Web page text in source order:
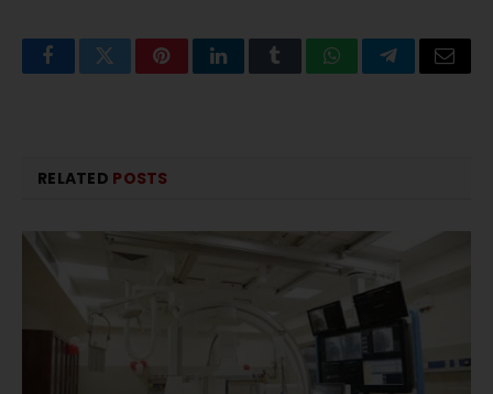
FacebookTwitterPinterestLinkedInTumblrWhatsAppTelegramEmail
RELATED POSTS